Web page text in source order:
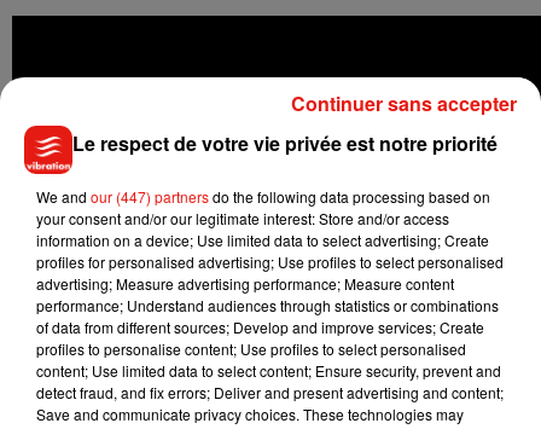
Le respect de votre vie privée est notre priorité
We and our (447) partnersdo the following data processing based on
your consent and/or our legitimate interest: Store and/or access
information on a device; Use limited data to select advertising; Create
profiles for personalised advertising; Use profiles to select personalised
advertising; Measure advertising performance; Measure content
performance; Understand audiences through statistics or combinations
of data from different sources; Develop and improve services; Create
profiles to personalise content; Use profiles to select personalised
content; Use limited data to select content; Ensure security, prevent and
detect fraud, and fix errors; Deliver and present advertising and content;
Save and communicate privacy choices. These technologies may
Continuer sans accepter